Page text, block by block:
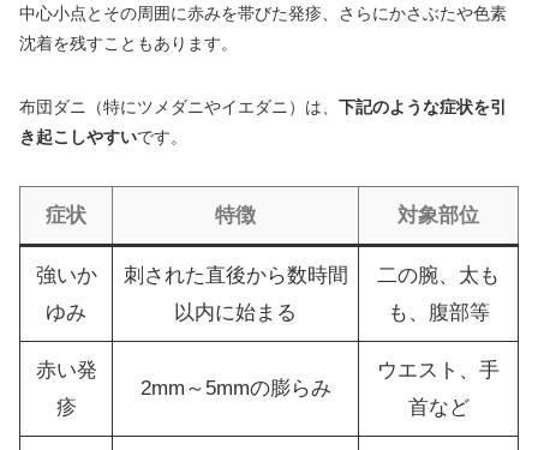
中心小点とその周囲に赤みを帯びた発疹、さらにかさぶたや色素
沈着を残すこともあります。
布団ダニ（特にツメダニやイエダニ）は、 下記のような症状を引
き起こしやすいです。
症状 特徴 対象部位
強いか
ゆみ
刺された直後から数時間
以内に始まる
二の腕、太も
も、腹部等
赤い発
疹
2mm～5mmの膨らみ
ウエスト、手
首など